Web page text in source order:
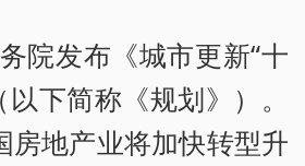
院发布《城市更新“十
下简称《规划》）。
房地产业将加快转型升